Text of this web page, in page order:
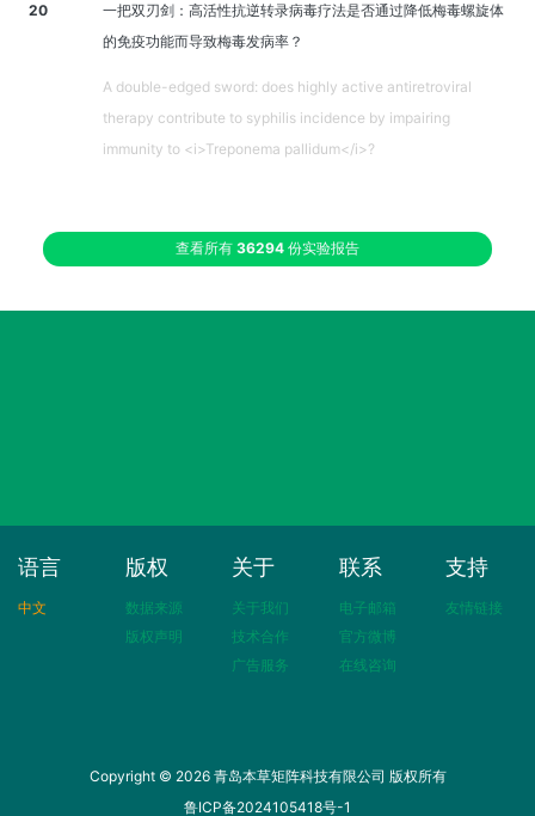
20
一把双刃剑：高活性抗逆转录病毒疗法是否通过降低梅毒螺旋体
的免疫功能而导致梅毒发病率？
A double-edged sword: does highly active antiretroviral
therapy contribute to syphilis incidence by impairing
immunity to <i>Treponema pallidum</i>?
查看所有 36294 份实验报告
语言
中文
版权
数据来源
版权声明
关于
关于我们
技术合作
广告服务
联系
电子邮箱
官方微博
在线咨询
支持
友情链接
Copyright © 2026 青岛本草矩阵科技有限公司 版权所有
鲁ICP备2024105418号-1